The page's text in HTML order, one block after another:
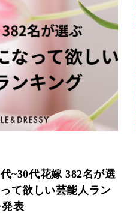
~30代花嫁 382名が選
て欲しい芸能人ラン
表